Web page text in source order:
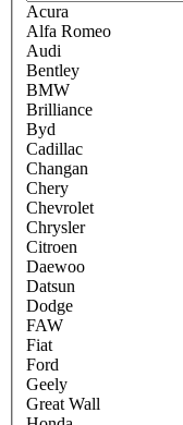
Acura
Alfa Romeo
Audi
Bentley
BMW
Brilliance
Byd
Cadillac
Changan
Chery
Chevrolet
Chrysler
Citroen
Daewoo
Datsun
Dodge
FAW
Fiat
Ford
Geely
Great Wall